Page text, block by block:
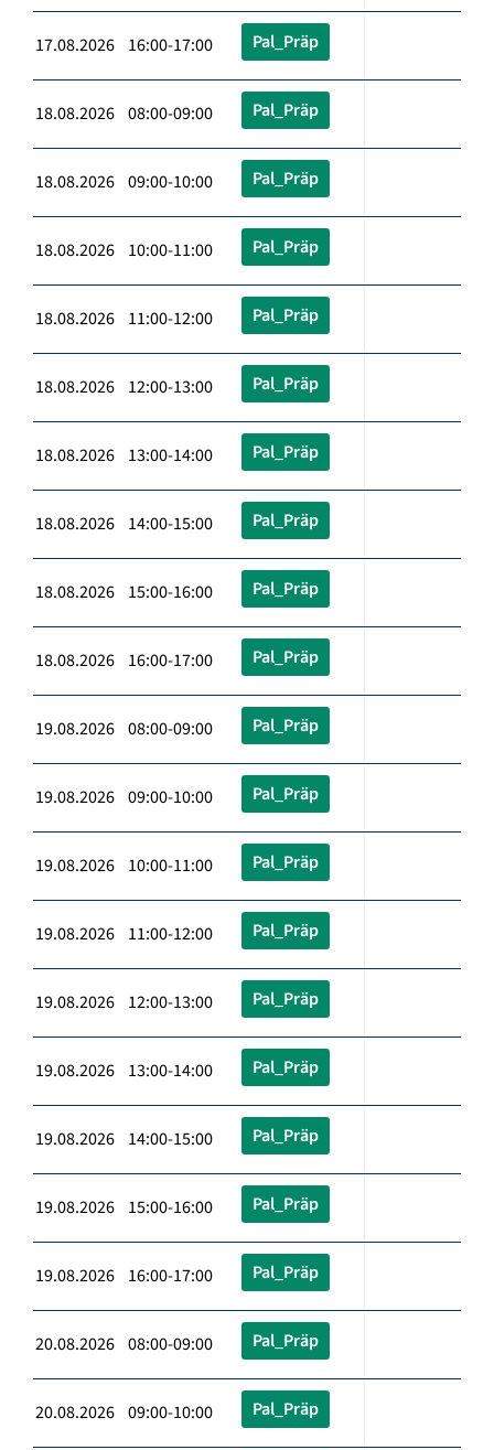
17.08.2026 16:00-17:00 Pal_Präp
18.08.2026 08:00-09:00 Pal_Präp
18.08.2026 09:00-10:00 Pal_Präp
18.08.2026 10:00-11:00 Pal_Präp
18.08.2026 11:00-12:00 Pal_Präp
18.08.2026 12:00-13:00 Pal_Präp
18.08.2026 13:00-14:00 Pal_Präp
18.08.2026 14:00-15:00 Pal_Präp
18.08.2026 15:00-16:00 Pal_Präp
18.08.2026 16:00-17:00 Pal_Präp
19.08.2026 08:00-09:00 Pal_Präp
19.08.2026 09:00-10:00 Pal_Präp
19.08.2026 10:00-11:00 Pal_Präp
19.08.2026 11:00-12:00 Pal_Präp
19.08.2026 12:00-13:00 Pal_Präp
19.08.2026 13:00-14:00 Pal_Präp
19.08.2026 14:00-15:00 Pal_Präp
19.08.2026 15:00-16:00 Pal_Präp
19.08.2026 16:00-17:00 Pal_Präp
20.08.2026 08:00-09:00 Pal_Präp
20.08.2026 09:00-10:00 Pal_Präp